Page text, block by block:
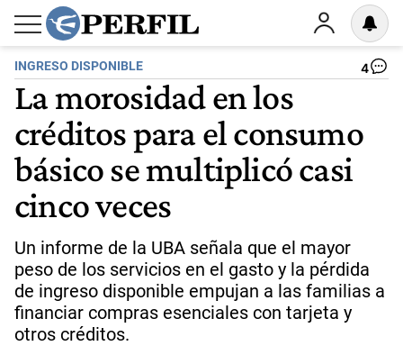
INGRESO DISPONIBLE 4
La morosidad en los
créditos para el consumo
básico se multiplicó casi
cinco veces
Un informe de la UBA señala que el mayor
peso de los servicios en el gasto y la pérdida
de ingreso disponible empujan a las familias a
financiar compras esenciales con tarjeta y
otros créditos.